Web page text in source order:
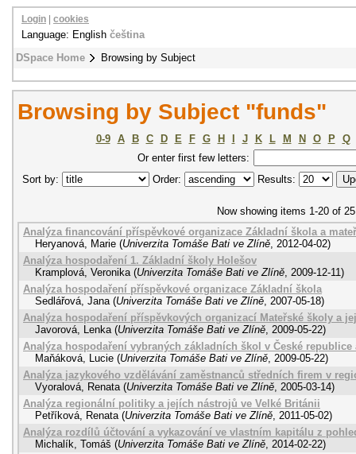
DSpace Home Browsing by Subject
Login cookies
Language: English čeština
Browsing by Subject "funds"
0-9 A B C D E F G H J K L M N O P
Q
Or enter first few letters:
Sort by:
Order: Results:
Now showing items 1-20 of 25
Analýza financování příspěvkové organizace Základní škola a
Heryanová, Marie (Univerzita Tomáše Bati ve Zlíně, 2012-04-02)
Analýza hospodaření 1. Základní školy Holešov
Kramplová, Veronika (Univerzita Tomáše Bati ve Zlíně, 2009-12-11)
Analýza hospodaření příspěvkové organizace Základní škola
Sedlářová, Jana (Univerzita Tomáše Bati ve Zlíně, 2007-05-18)
Analýza hospodaření příspěvkových organizací Mateřské školy a
Javorová, Lenka (Univerzita Tomáše Bati ve Zlíně, 2009-05-22)
Analýza hospodaření vybraných základních škol v České
Maňáková, Lucie (Univerzita Tomáše Bati ve Zlíně, 2009-05-22)
Analýza jazykového vzdělávání zaměstnanců středních firem v
Vyoralová, Renata (Univerzita Tomáše Bati ve Zlíně, 2005-03-14)
Analýza regionální politiky a jejích nástrojů ve Velké Británii
Petříková, Renata (Univerzita Tomáše Bati ve Zlíně, 2011-05-02)
Analýza rozdílů účtování a vykazování ve vlastním kapitálu z
Michalík, Tomáš (Univerzita Tomáše Bati ve Zlíně, 2014-02-22)